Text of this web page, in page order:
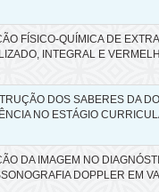
FÍSICO-QUÍMICA DE
INTEGRAL E
DOS SABERES DA
NO ESTÁGIO
DA IMAGEM NO
DOPPLER EM